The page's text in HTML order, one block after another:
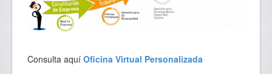
Consulta aquí Oficina Virtual Personalizada